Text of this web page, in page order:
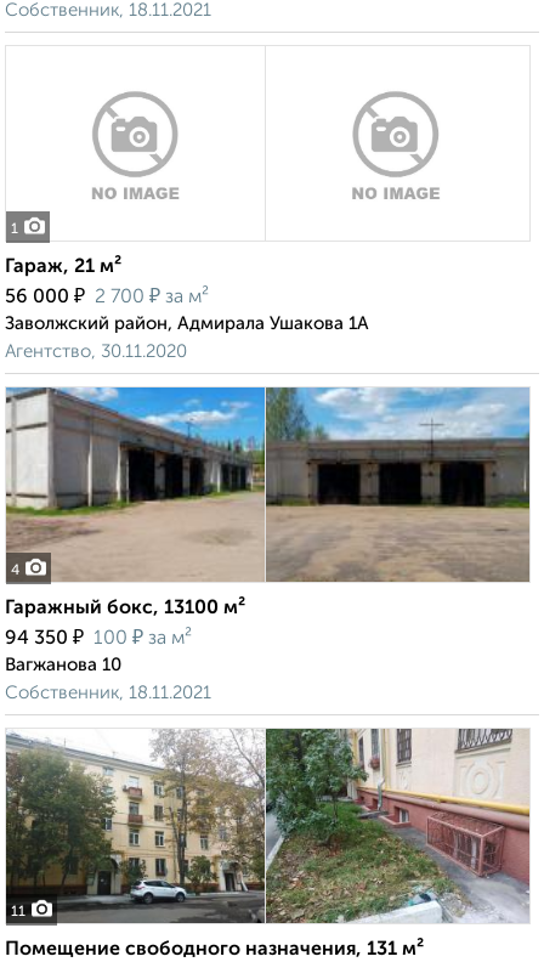
Собственник, 18.11.2021
1
Гараж, 21 м²
56 000 ₽ 2 700 ₽ за м²
Заволжский район, Адмирала Ушакова 1А
Агентство, 30.11.2020
4
Гаражный бокс, 13100 м²
94 350 ₽ 100 ₽ за м²
Вагжанова 10
Собственник, 18.11.2021
11
Помещение свободного назначения, 131 м²